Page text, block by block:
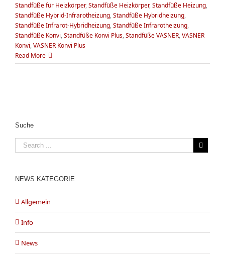
Standfüße für Heizkörper,Standfüße Heizkörper,Standfüße Heizung,
Standfüße Hybrid-Infrarotheizung,Standfüße Hybridheizung,
Standfüße Infrarot-Hybridheizung,Standfüße Infrarotheizung,
Standfüße Konvi,Standfüße Konvi Plus,Standfüße VASNER,VASNER
Konvi,VASNER Konvi Plus
Read More
Suche
NEWS KATEGORIE
Allgemein
Info
News